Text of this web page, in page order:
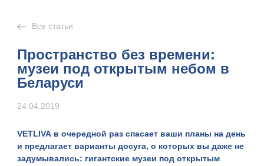
Все статьи
Пространство без времени:
музеи под открытым небом в
Беларуси
24.04.2019
VETLIVA в очередной раз спасает ваши планы на день
и предлагает варианты досуга, о которых вы даже не
задумывались: гигантские музеи под открытым